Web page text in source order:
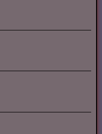
lu par Yvon Jean